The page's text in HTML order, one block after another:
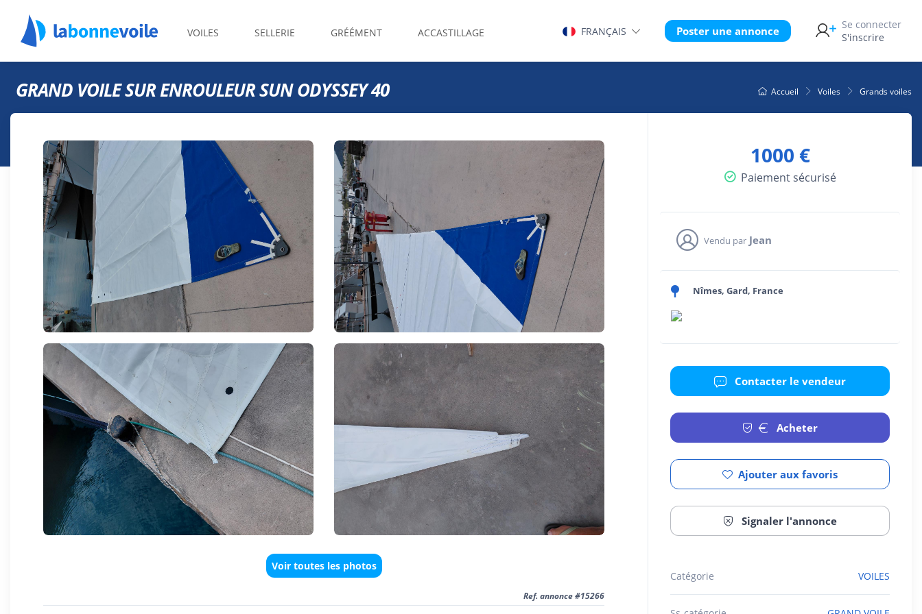
VOILES SELLERIE GRÉÉMENT ACCASTILLAGE FRANÇAIS Poster une annonce
Se connecter
S'inscrire
Accueil Voiles Grands voiles
GRAND VOILE SUR ENROULEUR SUN ODYSSEY 40
Voir toutes les photos
Ref. annonce #15266
1000 €
Paiement sécurisé
Vendu par Jean
Nîmes, Gard, France
Contacter le vendeur
Acheter
Ajouter aux favoris
Signaler l'annonce
Catégorie VOILES